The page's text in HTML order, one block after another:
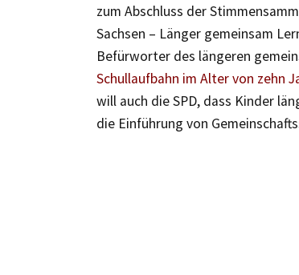
zum Abschluss der
Sachsen – Länger gemeinsam
Befürworter des längeren
Schullaufbahn im Alter von zehn
will auch die SPD, dass Kinder
die Einführung von